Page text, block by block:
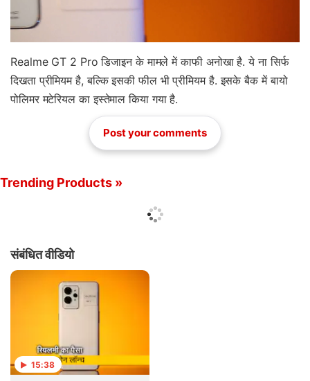
Realme GT 2 Pro डिजाइन के मामले में काफी अनोखा है. ये ना सिर्फ
दिखता प्रीमियम है, बल्कि इसकी फील भी प्रीमियम है. इसके बैक में बायो
पोलिमर मटेरियल का इस्तेमाल किया गया है.
Post your comments
Trending Products »
संबंधित वीडियो
15:38